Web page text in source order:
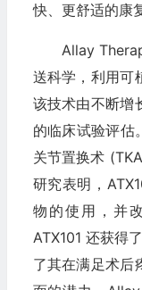
快、更舒适的康
Allay
送科学，利用可
该技术由不断增
的临床试验评估
关节置换术
研究表明，
物的使用，并
ATX101 还获得
了其在满足术后